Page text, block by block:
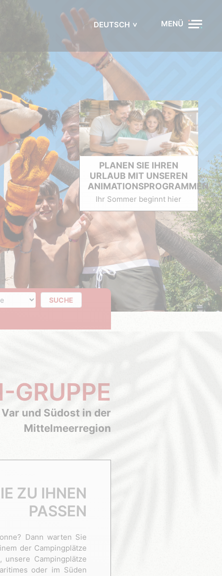
PLANEN SIE IHREN
URLAUB MIT UNSEREN
ANIMATIONSPROGRAMMEN
Ihr Sommer beginnt hier
DEUTSCH MENÜ
der Tage SUCHE
GRUPPE
und Südost in der
Mittelmeerregion
ZU IHNEN
PASSEN
Dann warten Sie
der Campingplätze
unsere Campingplätze
oder im Süden